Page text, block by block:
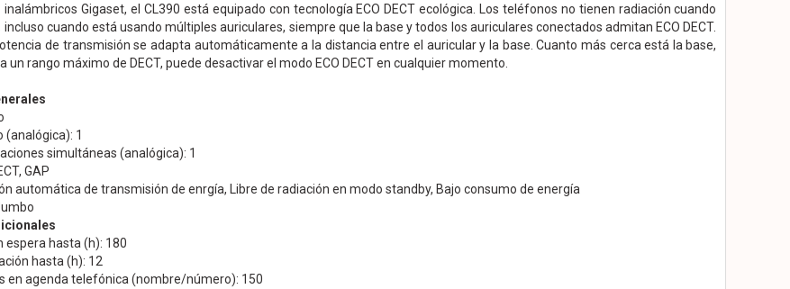
Gigaset, el CL390 está equipado con tecnología ECO DECT ecológica. Los teléfonos no tienen radiación cuando
cuando está usando múltiples auriculares, siempre que la base y todos los auriculares conectados admitan ECO DECT.
de transmisión se adapta automáticamente a la distancia entre el auricular y la base. Cuanto más cerca está la base,
un rango máximo de DECT, puede desactivar el modo ECO DECT en cualquier momento.
(analógica): 1
simultáneas (analógica): 1
GAP
automática de transmisión de enrgía, Libre de radiación en modo standby, Bajo consumo de energía
espera hasta (h): 180
hasta (h): 12
en agenda telefónica (nombre/número): 150